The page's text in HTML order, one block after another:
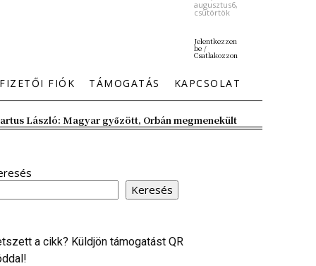
augusztus6,
csütörtök
Jelentkezzen
be /
Csatlakozzon
FIÓK TÁMOGATÁS KAPCSOLAT
László: Magyar győzött, Orbán megmenekült
Keresés
a cikk? Küldjön támogatást QR